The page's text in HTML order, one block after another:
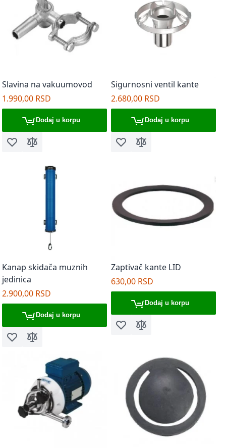
Slavina na vakuumovod
1.990,00 RSD
Dodaj u korpu
Dodaj u listu želja
Dodaj za poređenje
Sigurnosni ventil kante
2.680,00 RSD
Dodaj u korpu
Dodaj u listu želja
Dodaj za poređenje
Kanap skidača muznih
jedinica
2.900,00 RSD
Dodaj u korpu
Dodaj u listu želja
Dodaj za poređenje
Zaptivač kante LID
630,00 RSD
Dodaj u korpu
Dodaj u listu želja
Dodaj za poređenje